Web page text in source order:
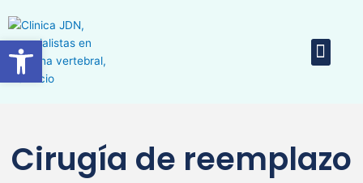
contenido
Cirugía de reemplazo
Abrir barra de herramientas